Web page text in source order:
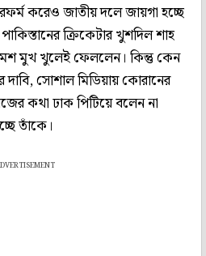
করেও জাতীয় দলে জায়গা হচ্ছে
ক্রিকেটার খুশদিল শাহ
মুখ খুলেই ফেললেন। কিন্তু কেন
দাবি, সোশাল মিডিয়ায় কোরানের
কথা ঢাক পিটিয়ে বলেন না
তাঁকে।